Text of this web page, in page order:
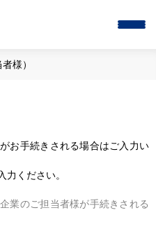
様）
お手続きされる場合はご入力い
力ください。
業のご担当者様が手続きされる